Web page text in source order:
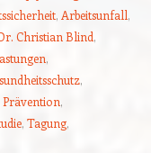
, Arbeitsunfall,
Christian Blind,
,
,
Prävention,
, Tagung,